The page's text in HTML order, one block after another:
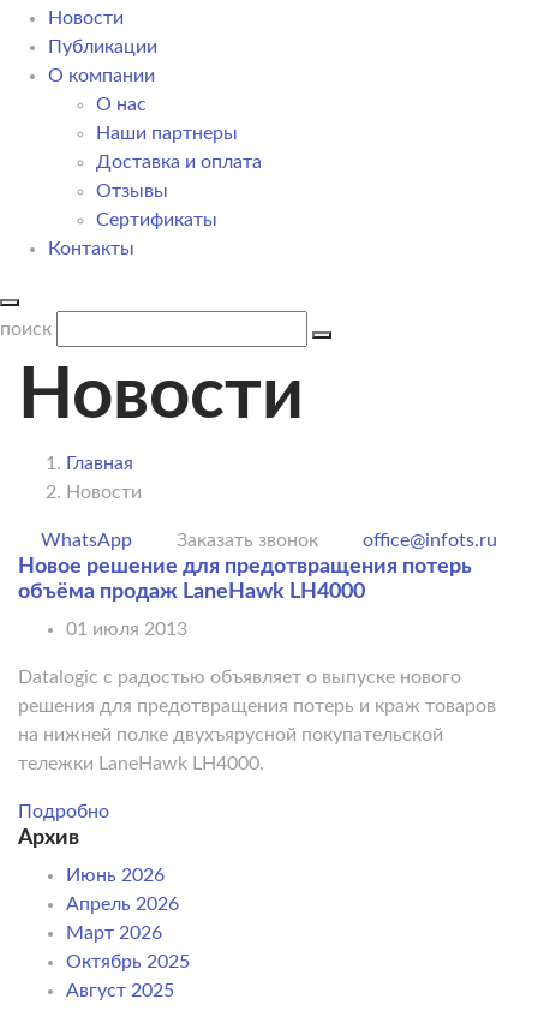
Новости
Публикации
О компании
О нас
Наши партнеры
Доставка и оплата
Отзывы
Сертификаты
Контакты
поиск
Новости
Главная
Новости
WhatsApp Заказать звонок office@infots.ru
Новое решение для предотвращения потерь
объёма продаж LaneHawk LH4000
01 июля 2013
Datalogic с радостью объявляет о выпуске нового
решения для предотвращения потерь и краж товаров
на нижней полке двухъярусной покупательской
тележки LaneHawk LH4000.
Подробно
Архив
Июнь 2026
Апрель 2026
Март 2026
Октябрь 2025
Август 2025